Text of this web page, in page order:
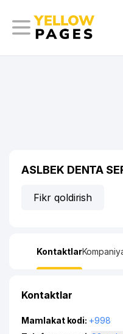
ASLBEK DENTA
Fikr qoldirish
Kontaktlar
Kontaktlar
Mamlakat kodi: +998